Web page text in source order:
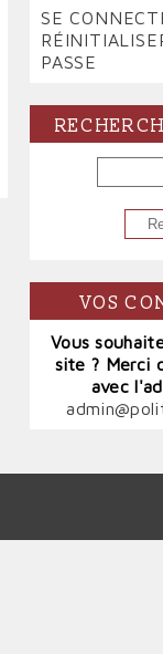
PRIMARY
TABS
SE
PASSE
VOS
Vous
site ? Merci
avec